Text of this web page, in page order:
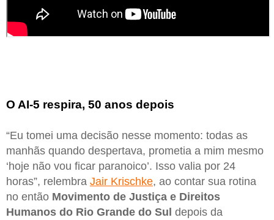
O AI-5 respira, 50 anos depois
“Eu tomei uma decisão nesse momento: todas as
manhãs quando despertava, prometia a mim mesmo
‘hoje não vou ficar paranoico’. Isso valia por 24
horas”, relembra Jair Krischke, ao contar sua rotina
no então Movimento de Justiça e Direitos
Humanos do Rio Grande do Sul depois da